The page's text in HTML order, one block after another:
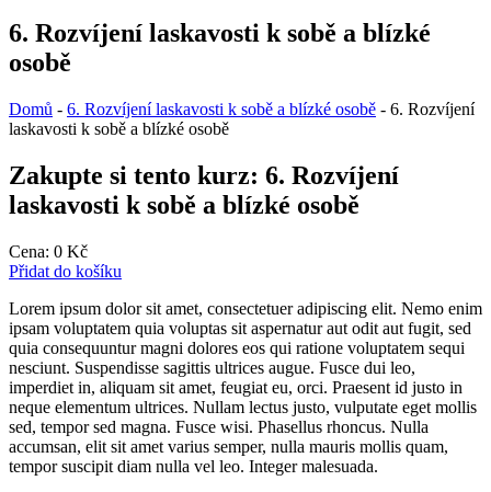
6. Rozvíjení laskavosti k sobě a blízké
osobě
Domů - 6. Rozvíjení laskavosti k sobě a blízké osobě - 6. Rozvíjení
laskavosti k sobě a blízké osobě
Zakupte si tento kurz: 6. Rozvíjení
laskavosti k sobě a blízké osobě
Cena: 0 Kč
Přidat do košíku
Lorem ipsum dolor sit amet, consectetuer adipiscing elit. Nemo enim
ipsam voluptatem quia voluptas sit aspernatur aut odit aut fugit, sed
quia consequuntur magni dolores eos qui ratione voluptatem sequi
nesciunt. Suspendisse sagittis ultrices augue. Fusce dui leo,
imperdiet in, aliquam sit amet, feugiat eu, orci. Praesent id justo in
neque elementum ultrices. Nullam lectus justo, vulputate eget mollis
sed, tempor sed magna. Fusce wisi. Phasellus rhoncus. Nulla
accumsan, elit sit amet varius semper, nulla mauris mollis quam,
tempor suscipit diam nulla vel leo. Integer malesuada.